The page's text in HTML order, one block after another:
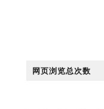
网页浏览总次数